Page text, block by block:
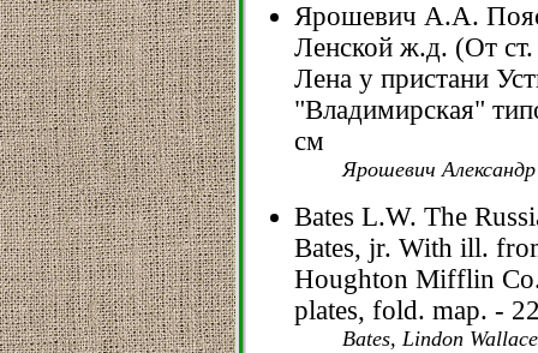
Ярошевич А.А.
Ленской ж.д. (От
Лена у пристани
"Владимирская"
см
Ярошевич
Bates L.W. The
Bates, jr. With ill.
Houghton Mifflin
plates, fold. map. -
Bates, Lindon